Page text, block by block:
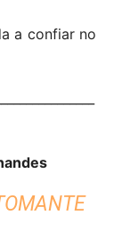
a confiar no